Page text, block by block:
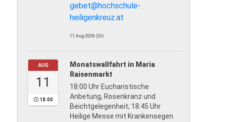
gebet@hochschule-
heiligenkreuz.at
11.Aug.2026 (Di)
AUG
11
18:00
Monatswallfahrt in Maria
Raisenmarkt
18:00 Uhr Eucharistische
Anbetung, Rosenkranz und
Beichtgelegenheit; 18:45 Uhr
Heilige Messe mit Krankensegen